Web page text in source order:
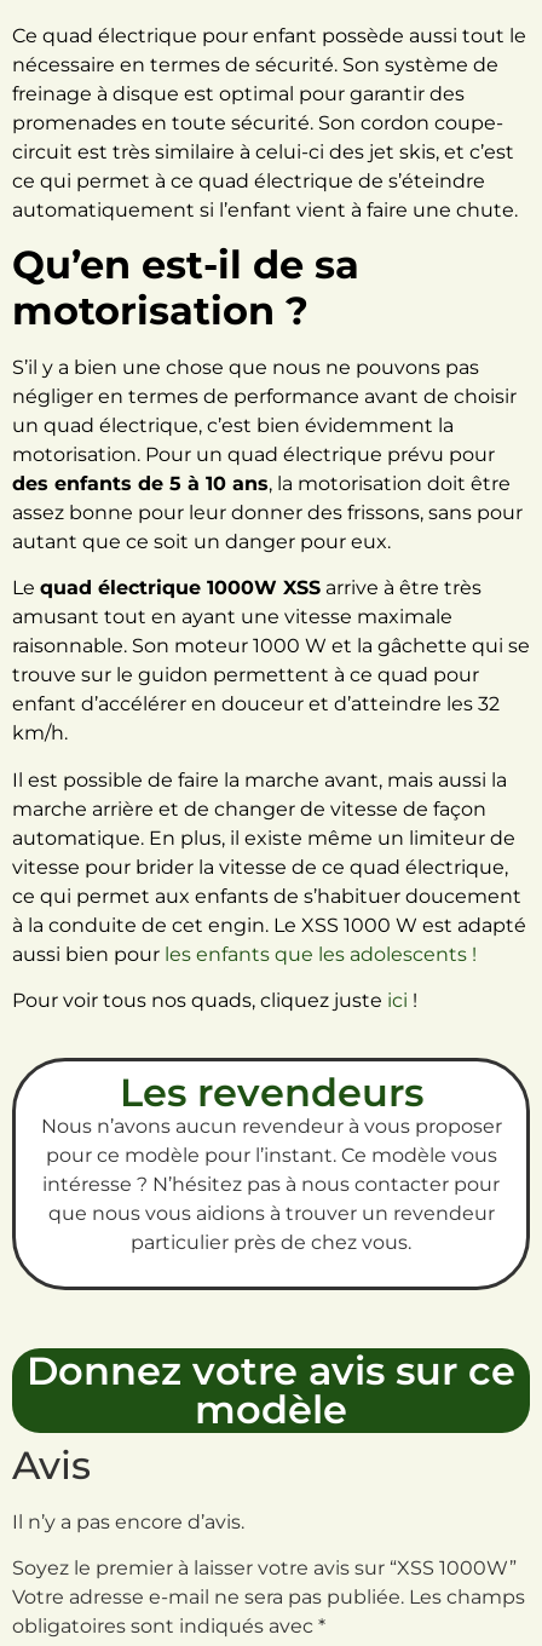
Ce quad électrique pour enfant possède aussi tout le
nécessaire en termes de sécurité. Son système de
freinage à disque est optimal pour garantir des
promenades en toute sécurité. Son cordon coupe-
circuit est très similaire à celui-ci des jet skis, et c’est
ce qui permet à ce quad électrique de s’éteindre
automatiquement si l’enfant vient à faire une chute.
Qu’en est-il de sa
motorisation ?
S’il y a bien une chose que nous ne pouvons pas
négliger en termes de performance avant de choisir
un quad électrique, c’est bien évidemment la
motorisation. Pour un quad électrique prévu pour
des enfants de 5 à 10 ans, la motorisation doit être
assez bonne pour leur donner des frissons, sans pour
autant que ce soit un danger pour eux.
Le quad électrique 1000W XSS arrive à être très
amusant tout en ayant une vitesse maximale
raisonnable. Son moteur 1000 W et la gâchette qui se
trouve sur le guidon permettent à ce quad pour
enfant d’accélérer en douceur et d’atteindre les 32
km/h.
Il est possible de faire la marche avant, mais aussi la
marche arrière et de changer de vitesse de façon
automatique. En plus, il existe même un limiteur de
vitesse pour brider la vitesse de ce quad électrique,
ce qui permet aux enfants de s’habituer doucement
à la conduite de cet engin. Le XSS 1000 W est adapté
aussi bien pour les enfants que les adolescents !
Pour voir tous nos quads, cliquez juste ici !
Les revendeurs
Nous n’avons aucun revendeur à vous proposer
pour ce modèle pour l’instant. Ce modèle vous
intéresse ? N’hésitez pas à nous contacter pour
que nous vous aidions à trouver un revendeur
particulier près de chez vous.
Donnez votre avis sur ce
modèle
Avis
Il n’y a pas encore d’avis.
Soyez le premier à laisser votre avis sur “XSS 1000W”
Votre adresse e-mail ne sera pas publiée. Les champs
obligatoires sont indiqués avec *